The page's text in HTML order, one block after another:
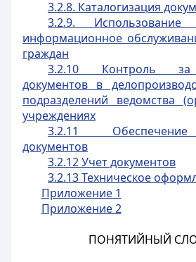
3.2.8. Каталогизация
3.2.9.
информационное
граждан
3.2.10 Контроль за
документов в
подразделений ведомства
учреждениях
3.2.11
документов
3.2.12 Учет документов
3.2.13 Техническое
Приложение 1
Приложение 2
ПОНЯТИЙНЫЙ